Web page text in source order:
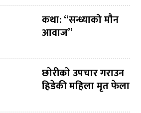
कथा: “सन्ध्याको मौन
आवाज”
छोरीको उपचार गराउन
हिडेकी महिला मृत फेला